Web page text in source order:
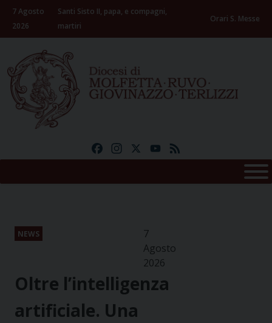
Skip
content
7 Agosto
2026
Santi Sisto II, papa, e compagni,
martiri
Orari S. Messe
FacebookInstagramYouTube
NEWS
7
Agosto
2026
Oltre l’intelligenza
artificiale. Una